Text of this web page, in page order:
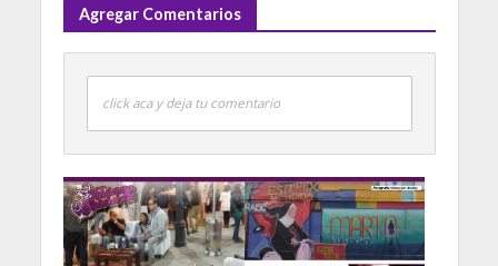
Agregar Comentarios
click aca y deja tu comentario